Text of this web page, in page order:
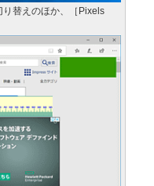
替えのほか、［Pixels